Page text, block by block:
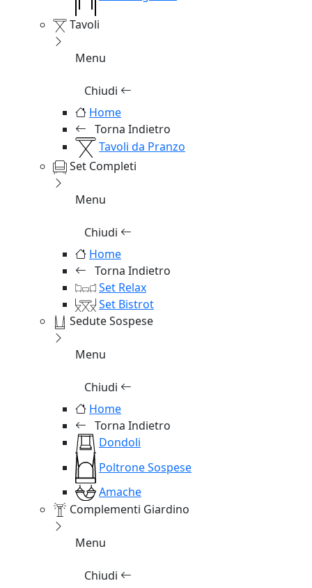
Tavoli
Menu
Chiudi
Home
Torna Indietro
Tavoli da Pranzo
Set Completi
Menu
Chiudi
Home
Torna Indietro
Set Relax
Set Bistrot
Sedute Sospese
Menu
Chiudi
Home
Torna Indietro
Dondoli
Poltrone Sospese
Amache
Complementi Giardino
Menu
Chiudi